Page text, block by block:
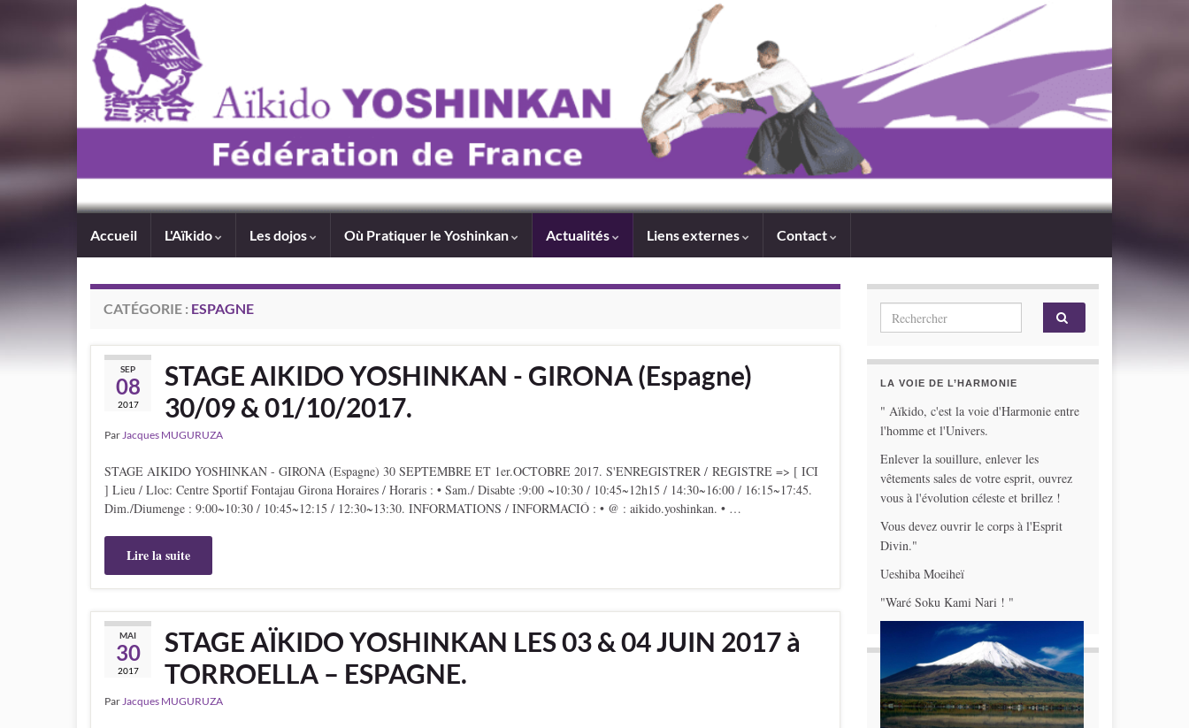
Accueil L'Aïkido Les dojos Où Pratiquer le Yoshinkan Actualités Liens externes Contact
CATÉGORIE : ESPAGNE
SEP
08
2017
STAGE AIKIDO YOSHINKAN - GIRONA (Espagne)
30/09 & 01/10/2017.
ParJacques MUGURUZA
STAGE AIKIDO YOSHINKAN - GIRONA (Espagne) 30 SEPTEMBRE ET 1er.OCTOBRE 2017. S'ENREGISTRER / REGISTRE => [ ICI
] Lieu / Lloc: Centre Sportif Fontajau Girona Horaires / Horaris : • Sam./ Disabte :9:00 ~10:30 / 10:45~12h15 / 14:30~16:00 / 16:15~17:45.
Dim./Diumenge : 9:00~10:30 / 10:45~12:15 / 12:30~13:30. INFORMATIONS / INFORMACIÓ : • @ : aikido.yoshinkan. • …
Lire la suite
MAI
30
2017
STAGE AÏKIDO YOSHINKAN LES 03 & 04 JUIN 2017 à
TORROELLA – ESPAGNE.
ParJacques MUGURUZA
Search for:
LA VOIE DE L’HARMONIE
" Aïkido, c'est la voie d'Harmonie entre
l'homme et l'Univers.
Enlever la souillure, enlever les
vêtements sales de votre esprit, ouvrez
vous à l'évolution céleste et brillez !
Vous devez ouvrir le corps à l'Esprit
Divin."
Ueshiba Moeiheï
"Waré Soku Kami Nari ! "